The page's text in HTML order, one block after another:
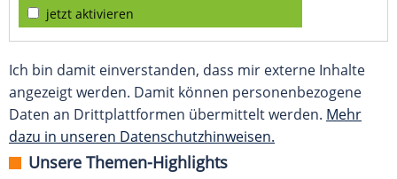
jetzt aktivieren
Ich bin damit einverstanden, dass mir externe Inhalte
angezeigt werden. Damit können personenbezogene
Daten an Drittplattformen übermittelt werden. Mehr
dazu in unseren Datenschutzhinweisen.
Unsere Themen-Highlights